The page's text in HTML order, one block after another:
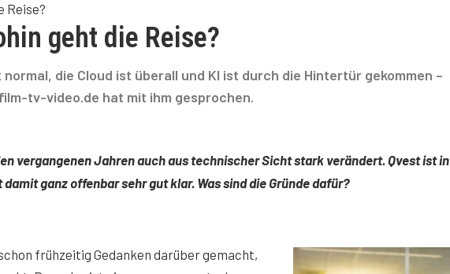
Reise?
geht die Reise?
die Cloud ist überall und KI ist durch die Hintertür gekommen –
tv-video.de hat mit ihm gesprochen.
vergangenen Jahren auch aus technischer Sicht stark verändert. Qvest ist in
ganz offenbar sehr gut klar. Was sind die Gründe dafür?
frühzeitig Gedanken darüber gemacht,